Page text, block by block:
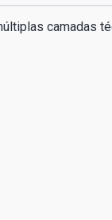
camadas